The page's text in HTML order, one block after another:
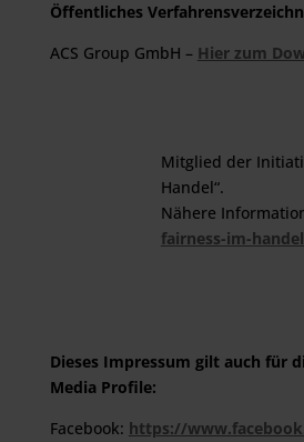
Öffentliches
ACS Group GmbH – Hier zum
Mitglied der
Handel“.
Nähere
fairness-im-
Dieses Impressum gilt auch für
Media Profile:
Facebook: https://